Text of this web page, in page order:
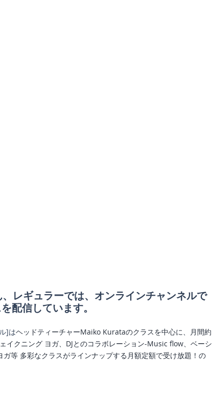
レギュラーでは、オンラインチャンネルで
配信しています。
]はヘッドティーチャーMaiko Kurataのクラスを中心に、月間約
イクニング ヨガ、DJとのコラボレーション-Music flow、ベーシ
等 多彩なクラスがラインナップする月額定額で受け放題！の